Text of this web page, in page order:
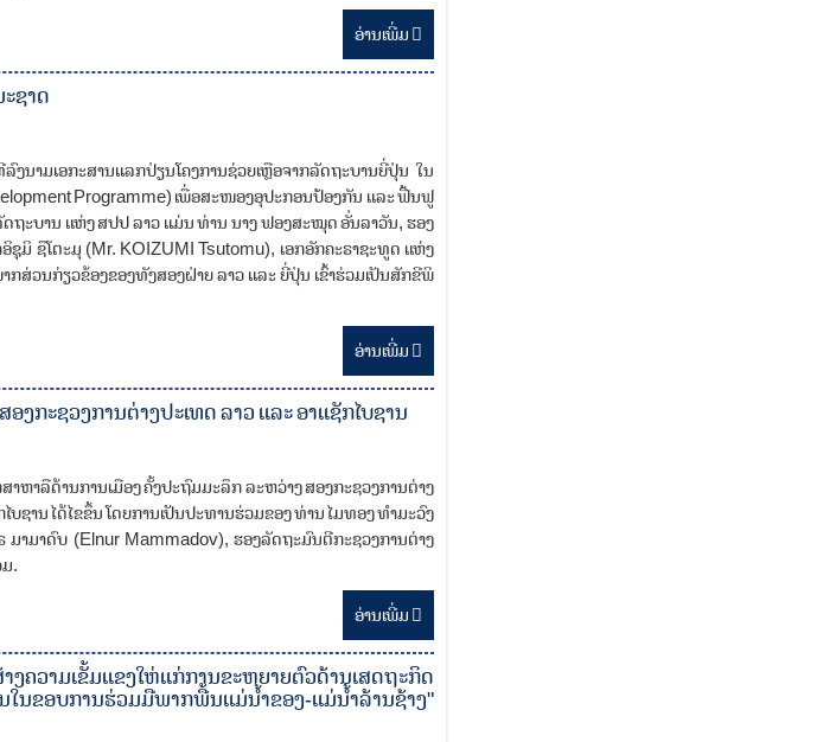
ອ່ານ​ເພີ່ມ
ຊາດ
າມເອກະສານແລກປ່ຽນໂຄງການຊ່ວຍເຫຼືອຈາກລັດຖະບານຍີ່ປຸ່ນ ໃນ
Programme) ເພື່ອສະໜອງອຸປະກອນປ້ອງກັນ ແລະ ຟື້ນຟູ
ຖະບານ ແຫ່ງ ສປປ ລາວ ແມ່ນ ທ່ານ ນາງ ຟອງສະໝຸດ ອັ່ນລາວັນ, ຮອງ
ມິ ຊຶໂຕະມຸ (Mr. KOIZUMI Tsutomu), ເອກອັກຄະຣາຊະທູດ ແຫ່ງ
ສ່ວນກ່ຽວຂ້ອງຂອງທັງສອງຝ່າຍ ລາວ ແລະ ຍີ່ປຸ່ນ ເຂົ້າຮ່ວມເປັນສັກຂີພິ
ອ່ານ​ເພີ່ມ
ກະຊວງການຕ່າງປະເທດ ລາວ ແລະ ອາແຊັກໄບຊານ
ຫາລືດ້ານການເມືອງ ຄັ້ງປະຖົມມະລຶກ ລະຫວ່າງ ສອງກະຊວງການຕ່າງ
ຊານ ໄດ້ໄຂຂຶ້ນ ໂດຍການເປັນປະທານຮ່ວມຂອງ ທ່ານ ໄມທອງ ທໍາມະວົງ
າມາດົບ (Elnur Mammadov), ຮອງລັດຖະມົນຕີກະຊວງການຕ່າງ
.
ອ່ານ​ເພີ່ມ
ຄວາມເຂັ້ມແຂງໃຫ່ແກ່ການຂະຫຍາຍຕົວດ້ານເສດຖະກິດ
ນຂອບການຮ່ວມມືພາກພື້ນແມ່ນໍ້າຂອງ-ແມ່ນໍ້າລ້ານຊ້າງ"